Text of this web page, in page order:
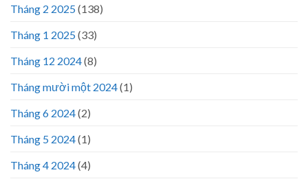
Tháng 2 2025(138)
Tháng 1 2025(33)
Tháng 12 2024(8)
Tháng mười một 2024(1)
Tháng 6 2024(2)
Tháng 5 2024(1)
Tháng 4 2024(4)